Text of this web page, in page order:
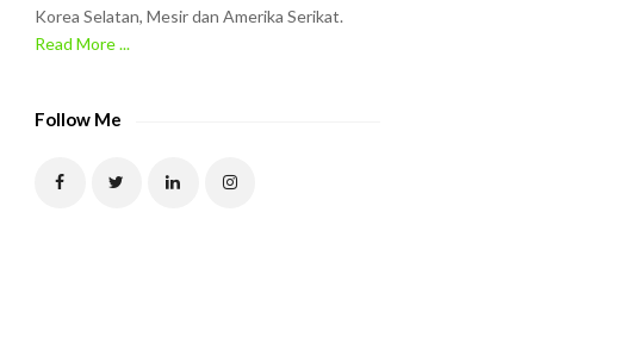
Korea Selatan, Mesir dan Amerika Serikat.
Read More ...
Follow Me